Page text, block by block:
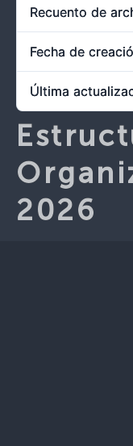
Recuento de
Fecha de
Última
2026